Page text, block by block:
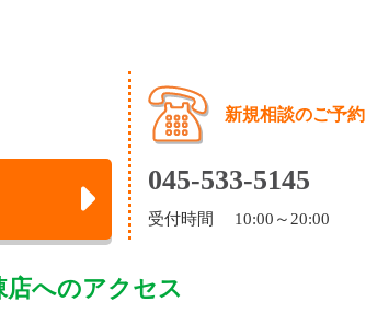
新規相談のご予約
045-533-5145
受付時間 10:00～20:00
店へのアクセス